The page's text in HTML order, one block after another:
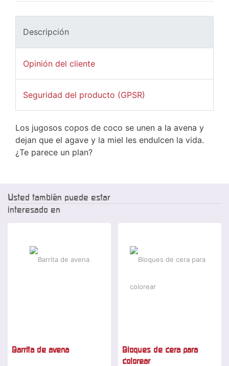
Descripción
Opinión del cliente
Seguridad del producto (GPSR)
Los jugosos copos de coco se unen a la avena y
dejan que el agave y la miel les endulcen la vida.
¿Te parece un plan?
Usted también puede estar
interesado en
Barrita de avena
Bloques de cera para
colorear